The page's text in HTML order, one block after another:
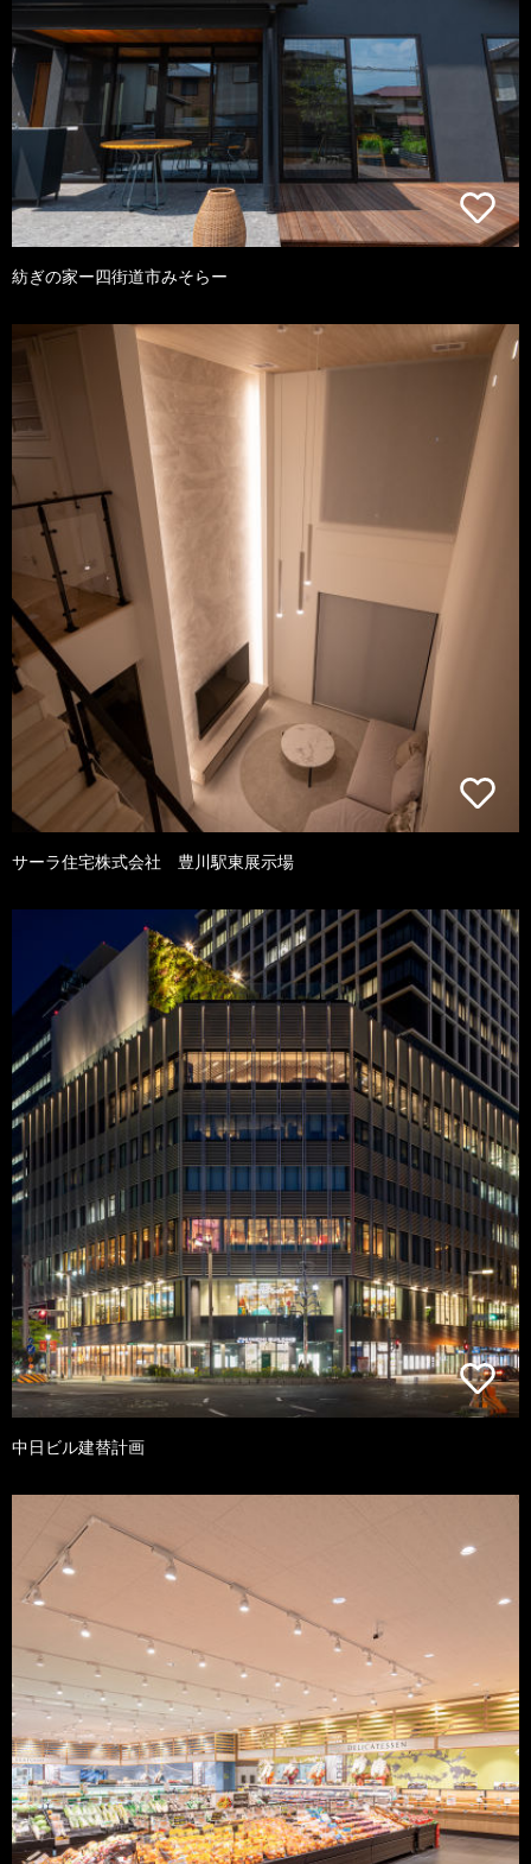
紡ぎの家ー四街道市みそらー
サーラ住宅株式会社 豊川駅東展示場
中日ビル建替計画